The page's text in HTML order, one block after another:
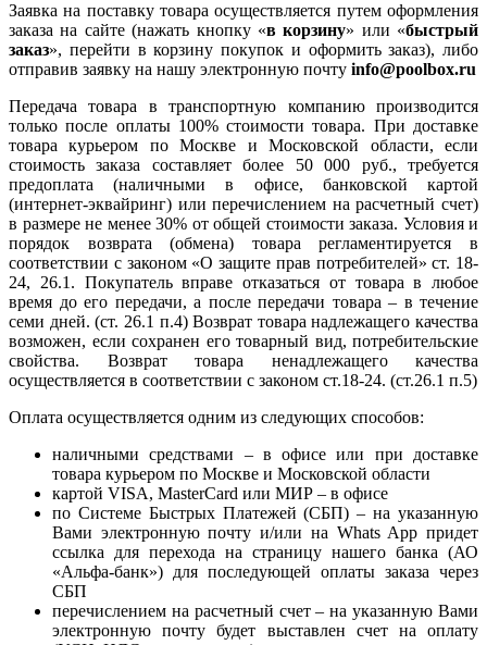
Заявка на поставку товара осуществляется путем оформления
заказа на сайте (нажать кнопку «в корзину» или «быстрый
заказ», перейти в корзину покупок и оформить заказ), либо
отправив заявку на нашу электронную почту info@poolbox.ru
Передача товара в транспортную компанию производится
только после оплаты 100% стоимости товара. При доставке
товара курьером по Москве и Московской области, если
стоимость заказа составляет более 50 000 руб., требуется
предоплата (наличными в офисе, банковской картой
(интернет-эквайринг) или перечислением на расчетный счет)
в размере не менее 30% от общей стоимости заказа. Условия и
порядок возврата (обмена) товара регламентируется в
соответствии с законом «О защите прав потребителей» ст. 18-
24, 26.1. Покупатель вправе отказаться от товара в любое
время до его передачи, а после передачи товара – в течение
семи дней. (ст. 26.1 п.4) Возврат товара надлежащего качества
возможен, если сохранен его товарный вид, потребительские
свойства. Возврат товара ненадлежащего качества
осуществляется в соответствии с законом ст.18-24. (ст.26.1 п.5)
Оплата осуществляется одним из следующих способов:
наличными средствами – в офисе или при доставке
товара курьером по Москве и Московской области
картой VISA, MasterCard или МИР – в офисе
по Системе Быстрых Платежей (СБП) – на указанную
Вами электронную почту и/или на Whats App придет
ссылка для перехода на страницу нашего банка (АО
«Альфа-банк») для последующей оплаты заказа через
СБП
перечислением на расчетный счет – на указанную Вами
электронную почту будет выставлен счет на оплату